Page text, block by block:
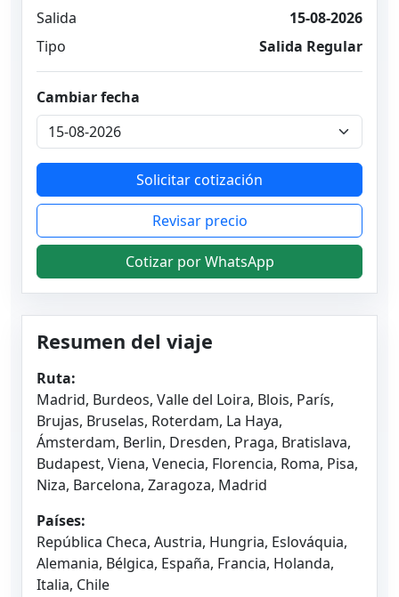
Resumen del viaje
Ruta:
Madrid, Burdeos, Valle del Loira, Blois, París,
Brujas, Bruselas, Roterdam, La Haya,
Ámsterdam, Berlin, Dresden, Praga, Bratislava,
Budapest, Viena, Venecia, Florencia, Roma, Pisa,
Niza, Barcelona, Zaragoza, Madrid
Países:
República Checa, Austria, Hungria, Eslováquia,
Alemania, Bélgica, España, Francia, Holanda,
Italia, Chile
Salida
15-08-2026
Tipo
Salida Regular
Cambiar fecha
Solicitar cotización
Revisar precio
Cotizar por WhatsApp